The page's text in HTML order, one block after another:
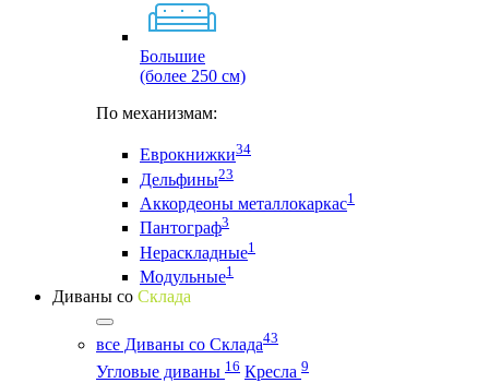
Большие
(более 250 см)
По механизмам:
Еврокнижки34
Дельфины23
Аккордеоны металлокаркас1
Пантограф3
Нераскладные1
Модульные1
Диваны со Склада
все Диваны со Склада43
Угловые диваны 16 Кресла 9